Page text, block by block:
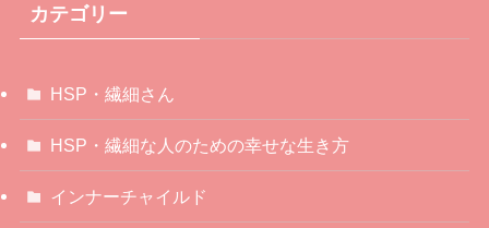
カテゴリー
HSP・繊細さん
HSP・繊細な人のための幸せな生き方
インナーチャイルド